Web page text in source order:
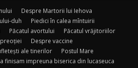
Despre Martorii lui Iehova
duh
Piedici în calea mîntuirii
Păcatul avortului
Păcatul vrăjitoriilor
Despre vaccine
ale tinerilor
Postul Mare
finisam impreuna biserica din lucaseuca